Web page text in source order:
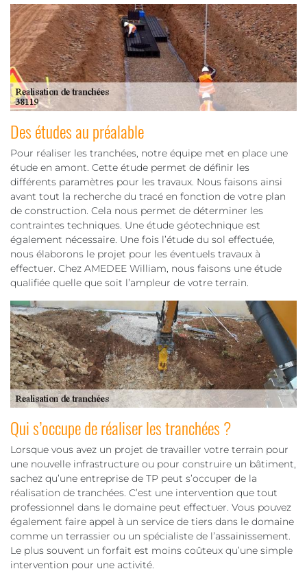
Des études au préalable
Pour réaliser les tranchées, notre équipe met en place une
étude en amont. Cette étude permet de définir les
différents paramètres pour les travaux. Nous faisons ainsi
avant tout la recherche du tracé en fonction de votre plan
de construction. Cela nous permet de déterminer les
contraintes techniques. Une étude géotechnique est
également nécessaire. Une fois l’étude du sol effectuée,
nous élaborons le projet pour les éventuels travaux à
effectuer. Chez AMEDEE William, nous faisons une étude
qualifiée quelle que soit l’ampleur de votre terrain.
Qui s’occupe de réaliser les tranchées ?
Lorsque vous avez un projet de travailler votre terrain pour
une nouvelle infrastructure ou pour construire un bâtiment,
sachez qu’une entreprise de TP peut s’occuper de la
réalisation de tranchées. C’est une intervention que tout
professionnel dans le domaine peut effectuer. Vous pouvez
également faire appel à un service de tiers dans le domaine
comme un terrassier ou un spécialiste de l’assainissement.
Le plus souvent un forfait est moins coûteux qu’une simple
intervention pour une activité.